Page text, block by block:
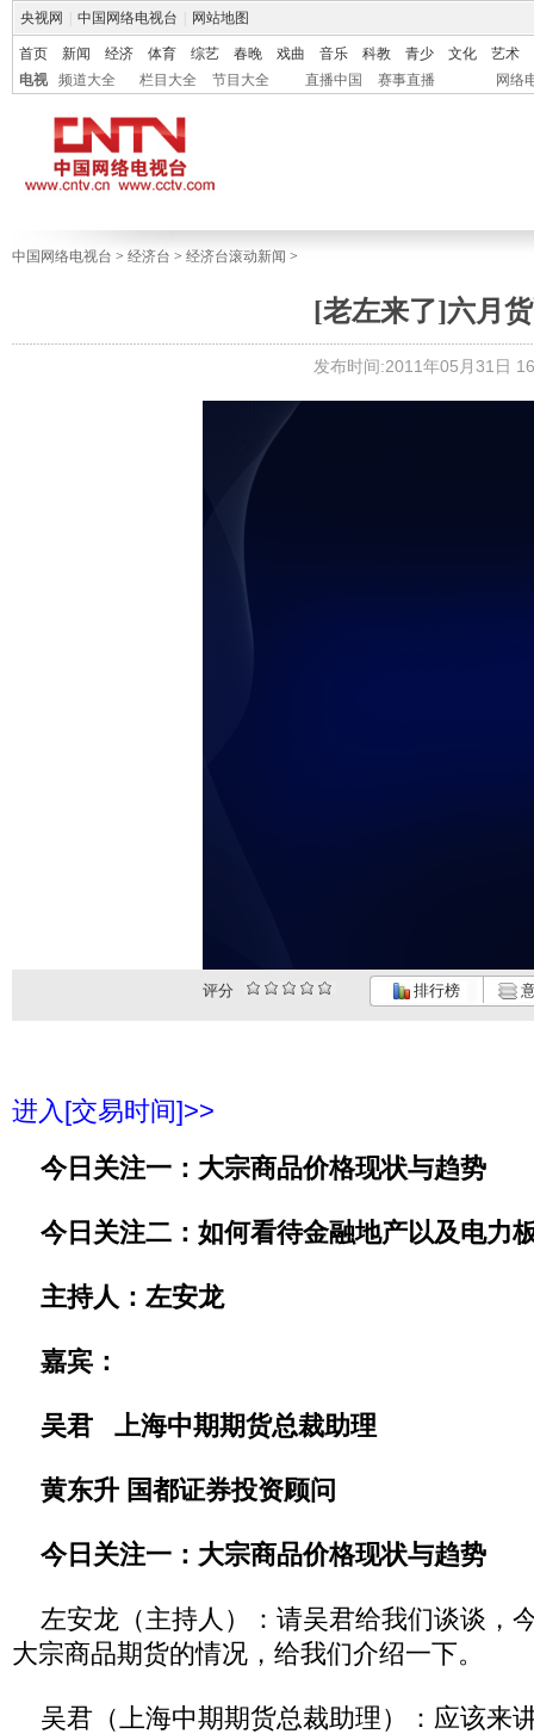
央视网 中国网络电视台 网站地图
首页 新闻 经济 体育 综艺 春晚 戏曲 音乐 科教 青少 文化
艺术
电视
频道大全 栏目大全 节目大全 直播中国 赛事直播 网络
中国网络电视台 > 经济台 > 经济台滚动新闻 >
[老左来了]六月
发布时间:2011年05月31日
评分 排行榜
进入[交易时间]>>
今日关注一：大宗商品价格现状与趋势
今日关注二：如何看待金融地产以及电力
主持人：左安龙
嘉宾：
吴君 上海中期期货总裁助理
黄东升 国都证券投资顾问
今日关注一：大宗商品价格现状与趋势
左安龙（主持人）：请吴君给我们谈谈，
大宗商品期货的情况，给我们介绍一下。
吴君（上海中期期货总裁助理）：应该来